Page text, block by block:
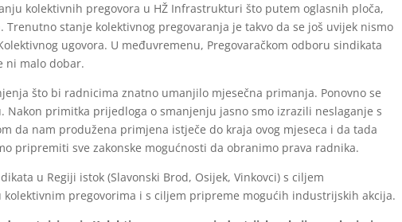
kolektivnih pregovora u HŽ Infrastrukturi što putem oglasnih ploča,
stanje kolektivnog pregovaranja je takvo da se još uvijek nismo
ugovora. U međuvremenu, Pregovaračkom odboru sindikata
ni malo dobar.
što bi radnicima znatno umanjilo mjesečna primanja. Ponovno se
Nakon primitka prijedloga o smanjenju jasno smo izrazili neslaganje s
da nam produžena primjena istječe do kraja ovog mjeseca i da tada
pripremiti sve zakonske mogućnosti da obranimo prava radnika.
u Regiji istok (Slavonski Brod, Osijek, Vinkovci) s ciljem
pregovorima i s ciljem pripreme mogućih industrijskih akcija.